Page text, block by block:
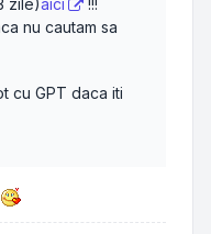
zile)aici
!!!
nu cautam sa
cu GPT daca iti